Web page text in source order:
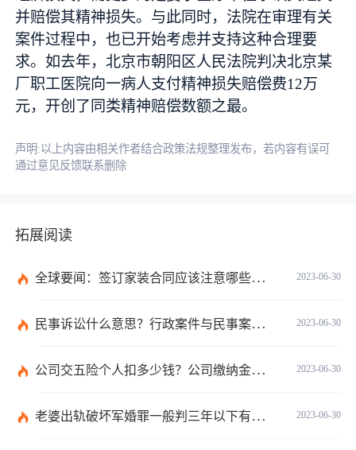
并赔偿其精神损失。与此同时，法院在审理有关
案件过程中，也已开始考虑并支持这种合理要
求。如去年，北京市朝阳区人民法院判决北京某
厂职工医院向一病人支付精神损失赔偿费12万
元，开创了同类精神赔偿数额之最。
声明:以上内容由相关作者结合政策法规整理发布，若内容有误可
通过意见反馈联系删除
拓展阅读
2023-06-30
全球要闻：签订家装合同应该注意哪些事项？签订家装合同需要房屋所有人签订吗？
2023-06-30
民事诉讼什么意思？行政案件与民事案件区别在哪？_世界通讯
2023-06-30
公司交五险个人扣多少钱？公司缴纳金额的算法是什么？|每日短讯
2023-06-30
老婆出轨破坏军婚罪一般判三年以下有期徒刑吗？